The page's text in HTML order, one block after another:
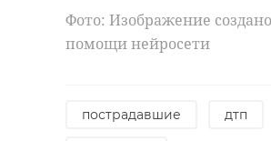
Фото: Изображение
помощи нейросети
пострадавшие дтп